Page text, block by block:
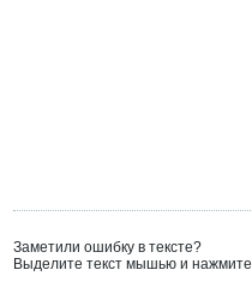
Заметили ошибку в тексте?
Выделите текст мышью и нажмите